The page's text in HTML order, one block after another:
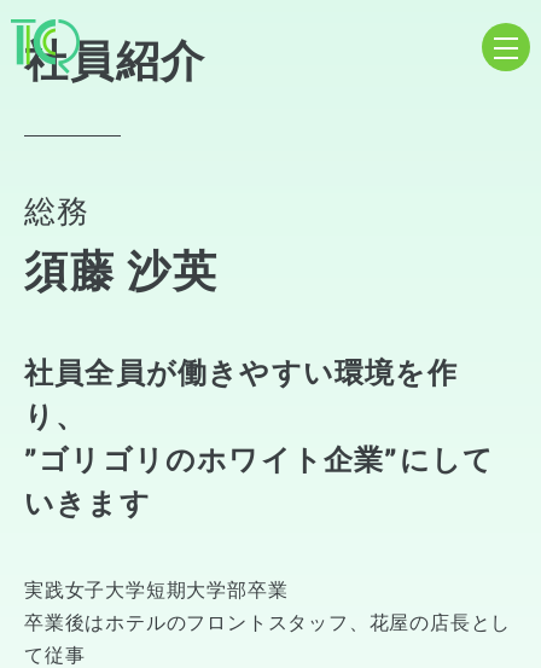
社員紹介
総務
須藤 沙英
社員全員が働きやすい環境を作
り、
”ゴリゴリのホワイト企業”にして
いきます
実践女子大学短期大学部卒業
卒業後はホテルのフロントスタッフ、花屋の店長とし
て従事